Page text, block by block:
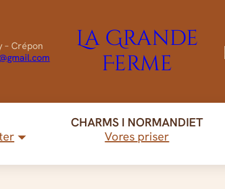
– Crépon
La Grande
Ferme
CHARMS I NORMANDIET
Vores priser